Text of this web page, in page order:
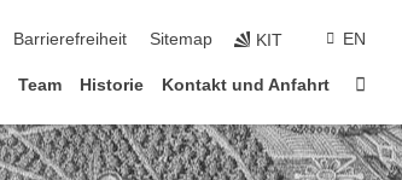
Barrierefreiheit Sitemap KIT EN
Team Historie Kontakt und Anfahrt